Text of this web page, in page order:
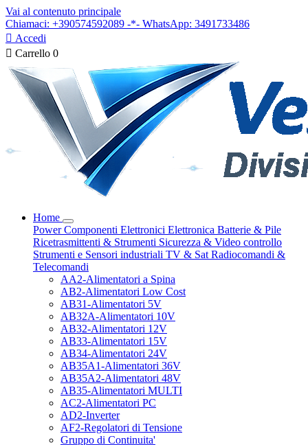
Vai al contenuto principale
Chiamaci: +390574592089 -*- WhatsApp: 3491733486
 Accedi
 Carrello 0
Home
PowerComponenti Elettronici Elettronica Batterie & Pile
Ricetrasmittenti & Strumenti Sicurezza & Video controllo
Strumenti e Sensori industriali TV & Sat Radiocomandi &
Telecomandi
AA2-Alimentatori a Spina
AB2-Alimentatori Low Cost
AB31-Alimentatori 5V
AB32A-Alimentatori 10V
AB32-Alimentatori 12V
AB33-Alimentatori 15V
AB34-Alimentatori 24V
AB35A1-Alimentatori 36V
AB35A2-Alimentatori 48V
AB35-Alimentatori MULTI
AC2-Alimentatori PC
AD2-Inverter
AF2-Regolatori di Tensione
Gruppo di Continuita'